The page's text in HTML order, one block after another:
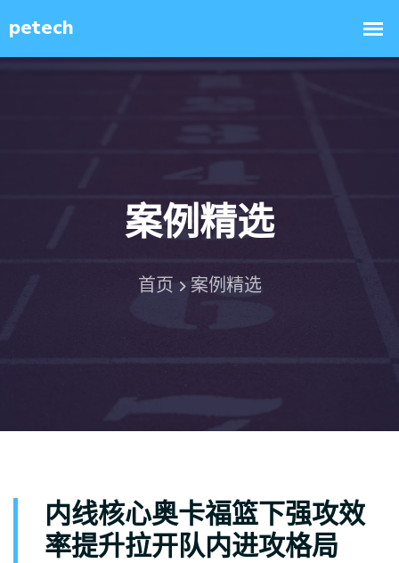
案例精选
首页 案例精选
内线核心奥卡福篮下强攻效
率提升拉开队内进攻格局